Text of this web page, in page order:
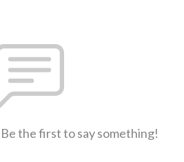
the first to say something!